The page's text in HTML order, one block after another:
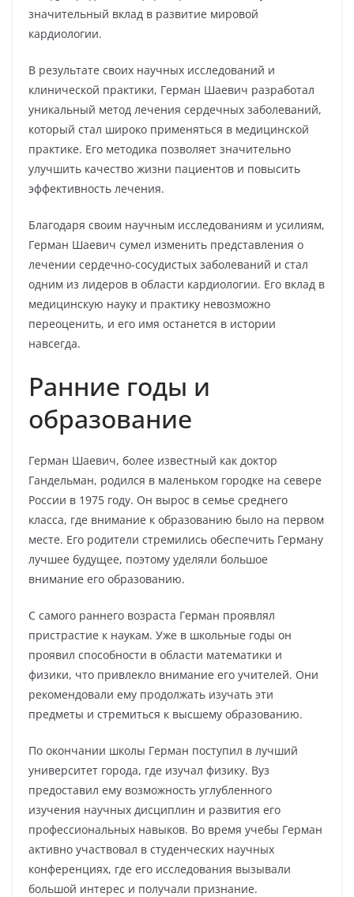
значительный вклад в развитие мировой
кардиологии.
В результате своих научных исследований и
клинической практики, Герман Шаевич разработал
уникальный метод лечения сердечных заболеваний,
который стал широко применяться в медицинской
практике. Его методика позволяет значительно
улучшить качество жизни пациентов и повысить
эффективность лечения.
Благодаря своим научным исследованиям и усилиям,
Герман Шаевич сумел изменить представления о
лечении сердечно-сосудистых заболеваний и стал
одним из лидеров в области кардиологии. Его вклад в
медицинскую науку и практику невозможно
переоценить, и его имя останется в истории
навсегда.
Ранние годы и
образование
Герман Шаевич, более известный как доктор
Гандельман, родился в маленьком городке на севере
России в 1975 году. Он вырос в семье среднего
класса, где внимание к образованию было на первом
месте. Его родители стремились обеспечить Герману
лучшее будущее, поэтому уделяли большое
внимание его образованию.
С самого раннего возраста Герман проявлял
пристрастие к наукам. Уже в школьные годы он
проявил способности в области математики и
физики, что привлекло внимание его учителей. Они
рекомендовали ему продолжать изучать эти
предметы и стремиться к высшему образованию.
По окончании школы Герман поступил в лучший
университет города, где изучал физику. Вуз
предоставил ему возможность углубленного
изучения научных дисциплин и развития его
профессиональных навыков. Во время учебы Герман
активно участвовал в студенческих научных
конференциях, где его исследования вызывали
большой интерес и получали признание.